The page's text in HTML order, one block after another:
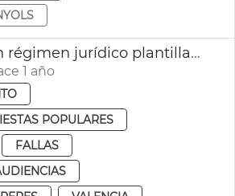
Modificación régimen jurídico plantilla Junta Central Fallera València
1 año
POPULARES
FALLAS